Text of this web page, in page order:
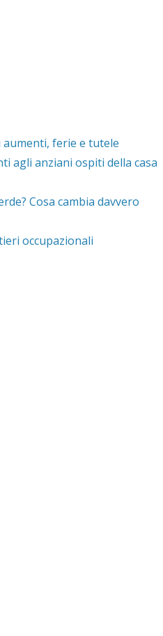
aumenti, ferie e tutele
agli anziani ospiti della casa
Cosa cambia davvero
occupazionali